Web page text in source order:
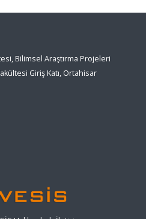
Bilimsel Araştırma Projeleri
Giriş Katı, Ortahisar